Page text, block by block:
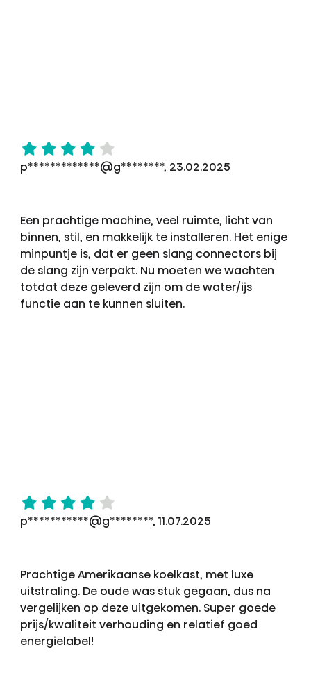
p*************@g********, 23.02.2025
Een prachtige machine, veel ruimte, licht van
binnen, stil, en makkelijk te installeren. Het enige
minpuntje is, dat er geen slang connectors bij
de slang zijn verpakt. Nu moeten we wachten
totdat deze geleverd zijn om de water/ijs
functie aan te kunnen sluiten.
p***********@g********, 11.07.2025
Prachtige Amerikaanse koelkast, met luxe
uitstraling. De oude was stuk gegaan, dus na
vergelijken op deze uitgekomen. Super goede
prijs/kwaliteit verhouding en relatief goed
energielabel!